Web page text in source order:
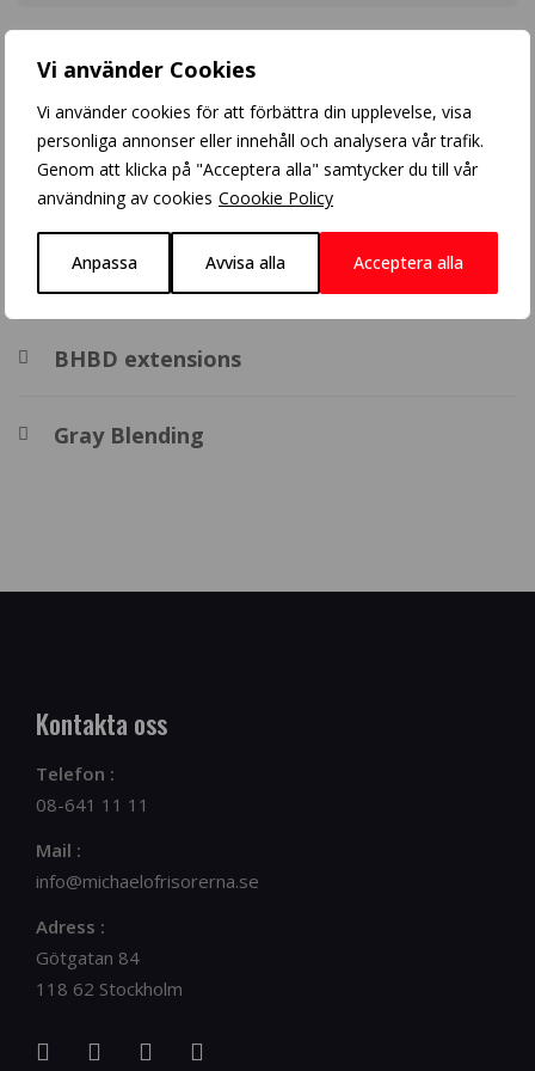
Vi använder Cookies
Vi använder cookies för att förbättra din upplevelse, visa
personliga annonser eller innehåll och analysera vår trafik.
Genom att klicka på "Acceptera alla" samtycker du till vår
användning av cookies Coookie Policy
Anpassa Avvisa alla Acceptera alla
Populära inlägg
Blonde balayage
Crazy Color
Balayage
BHBD extensions
Gray Blending
Kontakta oss
Telefon :
08-641 11 11
Mail :
info@michaelofrisorerna.se
Adress :
Götgatan 84
118 62 Stockholm